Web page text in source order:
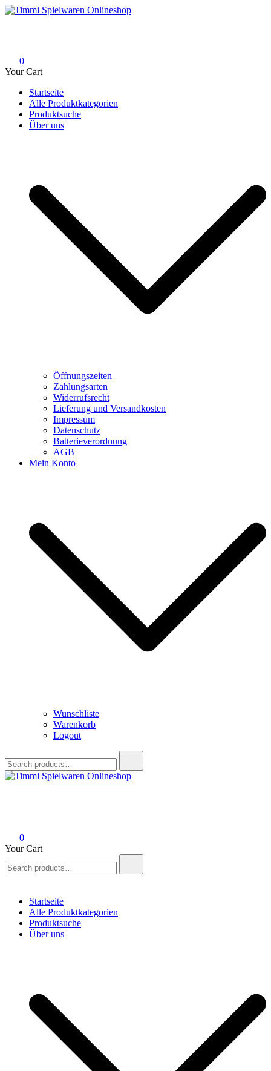
Skip
0
Your Cart
Startseite
Alle Produktkategorien
Produktsuche
Über uns
Öffnungszeiten
Zahlungsarten
Widerrufsrecht
Lieferung und Versandkosten
Impressum
Datenschutz
Batterieverordnung
AGB
Mein Konto
Wunschliste
Warenkorb
Logout
for:
0
Your Cart
for:
Startseite
Alle Produktkategorien
Produktsuche
Über uns